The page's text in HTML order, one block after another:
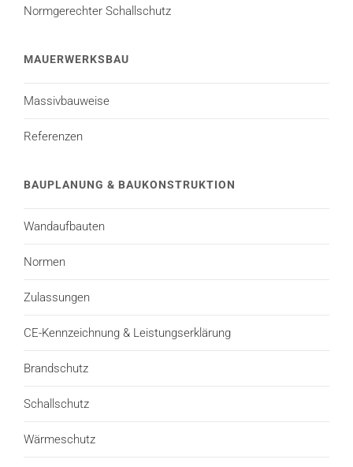
Normgerechter Schallschutz
MAUERWERKSBAU
Massivbauweise
Referenzen
BAUPLANUNG & BAUKONSTRUKTION
Wandaufbauten
Normen
Zulassungen
CE-Kennzeichnung & Leistungserklärung
Brandschutz
Schallschutz
Wärmeschutz